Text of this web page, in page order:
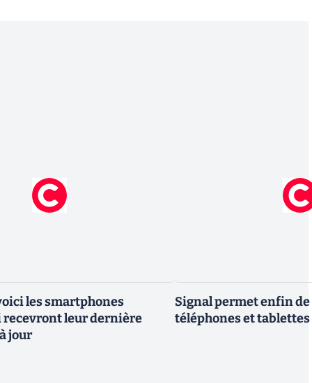
les smartphones
recevront leur dernière
jour
Signal permet enfin
téléphones et tablettes